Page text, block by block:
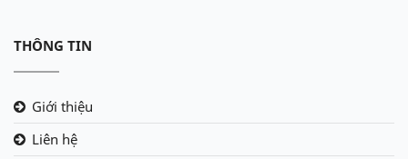
THÔNG TIN
Giới thiệu
Liên hệ